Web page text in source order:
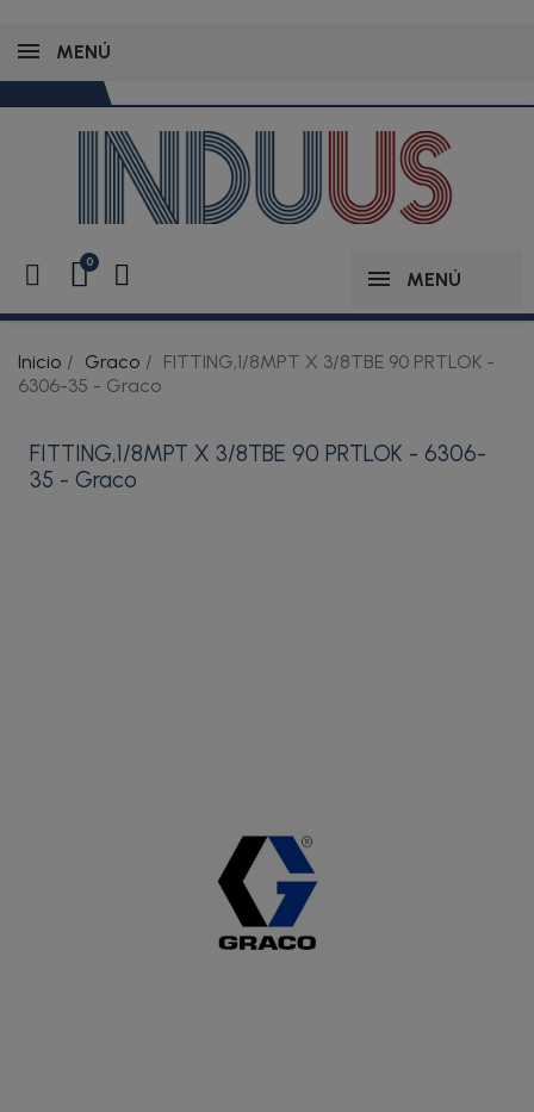
MENÚ
MENÚ
Inicio Graco
FITTING,1/8MPT X 3/8TBE 90 PRTLOK -
6306-35 - Graco
FITTING,1/8MPT X 3/8TBE 90 PRTLOK - 6306-
35 - Graco